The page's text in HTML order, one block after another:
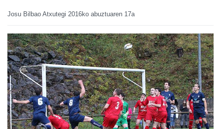
Josu Bilbao Atxutegi 2016ko abuztuaren 17a